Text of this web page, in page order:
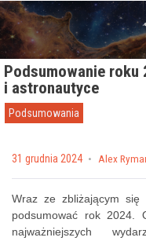
Przejdź do
Podsumowanie
i astronautyce
Podsumowania
Posted on
31 grudnia 2024 by Alex
Wraz ze zbliżającym się
podsumować rok 2024.
najważniejszych